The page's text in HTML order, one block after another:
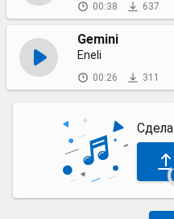
00:38 637
Gemini
Eneli
00:26 311